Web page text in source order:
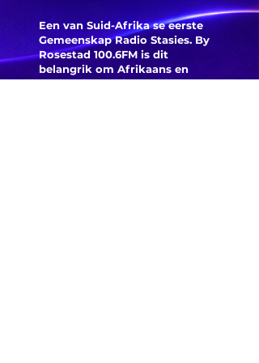
Red Bull Agri-
Grit-kompetisie
gaan
plaasvernuf
Een van Suid-Afrika se eerste
Gemeenskap Radio Stasies. By
Rosestad 100.6FM is dit
belangrik om Afrikaans en
Christelik georiënteerd te wees.